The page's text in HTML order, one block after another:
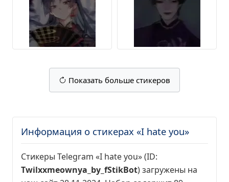
Показать больше стикеров
Информация о стикерах «I hate you»
Стикеры Telegram «I hate you» (ID:
Twilxxmeownya_by_fStikBot) загружены на